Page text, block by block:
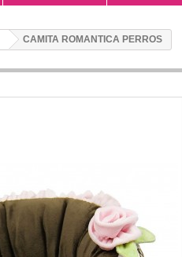
CAMITA ROMANTICA PERROS